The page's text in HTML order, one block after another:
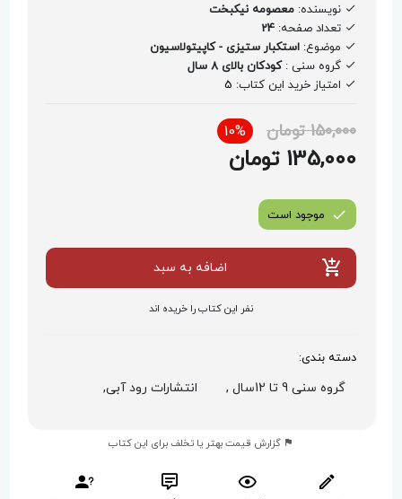
نویسنده:معصومه نیکبخت
تعداد صفحه:24
موضوع:استکبار ستیزی - کاپیتولاسیون
گروه سنی :کودکان بالای 8 سال
امتیاز خرید این کتاب: 5
150,000 تومان 10%
135,000 تومان
موجود است
اضافه به سبد
نفر این کتاب را خریده اند
دسته بندی:
گروه سنی 9 تا 12سال , انتشارات رود آبی,
گزارش قیمت بهتر یا تخلف برای این کتاب